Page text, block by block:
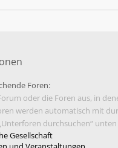
Foren:
oder die Foren aus, in
werden automatisch mit
durchsuchen“